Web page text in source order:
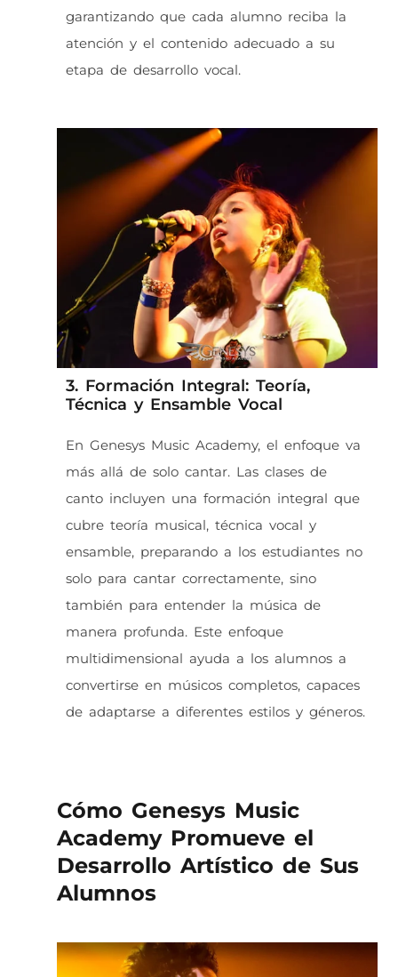
garantizando que cada alumno reciba la
atención y el contenido adecuado a su
etapa de desarrollo vocal.
3. Formación Integral: Teoría,
Técnica y Ensamble Vocal
En Genesys Music Academy, el enfoque va
más allá de solo cantar. Las clases de
canto incluyen una formación integral que
cubre teoría musical, técnica vocal y
ensamble, preparando a los estudiantes no
solo para cantar correctamente, sino
también para entender la música de
manera profunda. Este enfoque
multidimensional ayuda a los alumnos a
convertirse en músicos completos, capaces
de adaptarse a diferentes estilos y géneros.
Cómo Genesys Music
Academy Promueve el
Desarrollo Artístico de Sus
Alumnos